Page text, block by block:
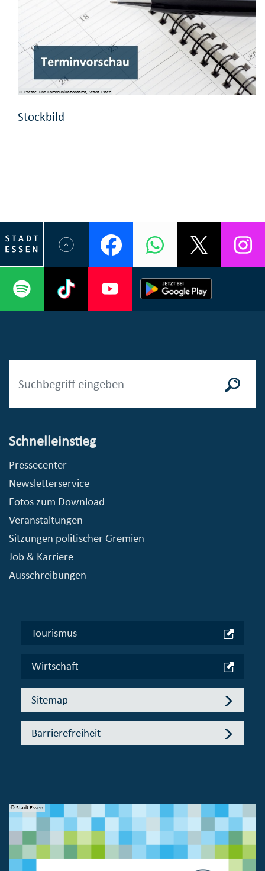
© Presse- und Kommunikationsamt, Stadt Essen
Stockbild
Schnelleinstieg
Pressecenter
Newsletterservice
Fotos zum Download
Veranstaltungen
Sitzungen politischer Gremien
Job & Karriere
Ausschreibungen
Tourismus
Wirtschaft
Sitemap
Barrierefreiheit
© Stadt Essen